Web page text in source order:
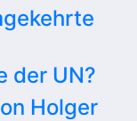
der UN?
Holger